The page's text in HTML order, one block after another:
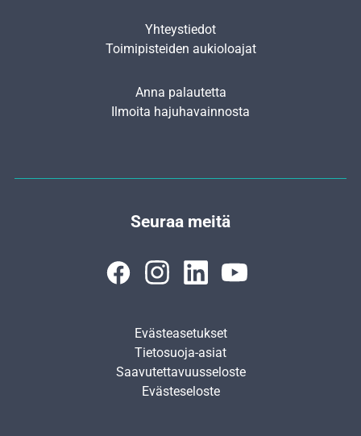
Yhteystiedot
Toimipisteiden aukioloajat
Anna palautetta
Ilmoita hajuhavainnosta
Seuraa meitä
Evästeasetukset
Tietosuoja-asiat
Saavutettavuusseloste
Evästeseloste